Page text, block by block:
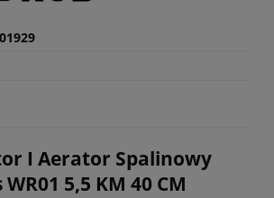
I Aerator Spalinowy
5,5 KM 40 CM